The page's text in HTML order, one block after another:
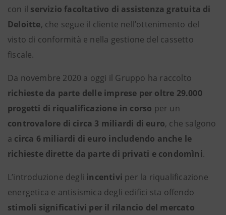
con il servizio facoltativo di assistenza gratuita di
Deloitte, che segue il cliente nell’ottenimento del
visto di conformità e nella gestione del cassetto
fiscale.
Da novembre 2020 a oggi il Gruppo ha raccolto
richieste da parte delle imprese per oltre 29.000
progetti di riqualificazione in corso per un
controvalore di circa 3 miliardi di euro, che salgono
a circa 6 miliardi di euro includendo anche le
richieste dirette da parte di privati e condomìni.
L’introduzione degli incentivi per la riqualificazione
energetica e antisismica degli edifici sta offendo
stimoli significativi per il rilancio del mercato